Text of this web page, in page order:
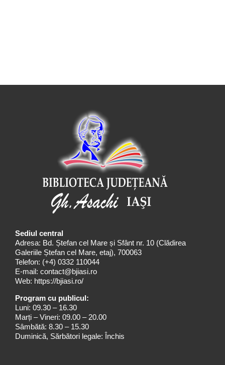
Sediul central
Adresa: Bd. Ștefan cel Mare și Sfânt nr. 10 (Clădirea
Galeriile Ștefan cel Mare, etaj), 700063
Telefon: (+4) 0332 110044
E-mail: contact@bjiasi.ro
Web: https://bjiasi.ro/
Program cu publicul:
Luni: 09.30 – 16.30
Marți – Vineri: 09.00 – 20.00
Sâmbătă: 8.30 – 15.30
Duminică, Sărbători legale: Închis